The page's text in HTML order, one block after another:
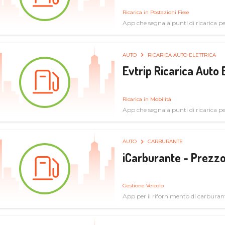
Ricarica in Postazioni Fisse
App che segnala punti di ricarica
AUTO RICARICA AUTO ELETTRICA
Evtrip Ricarica Auto
Ricarica in Mobilità
App che segnala punti di ricarica
AUTO CARBURANTE
iCarburante -
Gestione Veicolo
App per il rifornimento di